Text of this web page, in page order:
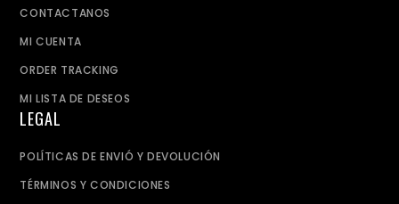
CONTACTANOS
MI CUENTA
ORDER TRACKING
MI LISTA DE DESEOS
LEGAL
POLÍTICAS DE ENVIÓ Y DEVOLUCIÓN
TÉRMINOS Y CONDICIONES